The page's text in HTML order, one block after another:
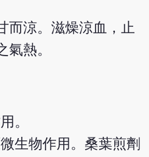
而涼。滋燥涼血，止
氣熱。
。
生物作用。桑葉煎劑